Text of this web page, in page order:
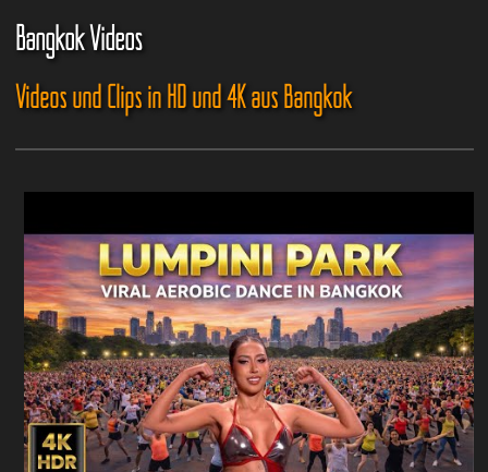
Bangkok Videos
Videos und Clips in HD und 4K aus Bangkok